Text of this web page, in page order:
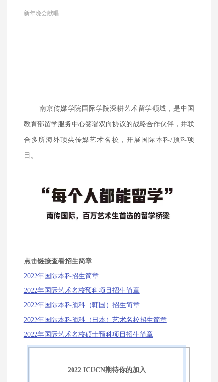
新年晚会献唱
南京传媒学院国际学院深耕艺术留学领域，是中国
教育部留学服务中心签署双向协议的战略合作伙伴，并联
合多所海外顶尖传媒艺术名校，开展国际本科/预科项
目。
点击链接查看招生简章
2022年国际本科招生简章
2022年国际艺术名校预科项目招生简章
2022年国际本科预科（韩国）招生简章
2022年国际本科预科（日本）艺术名校招生简章
2022年国际艺术名校硕士预科项目招生简章
2022 ICUCN期待你的加入